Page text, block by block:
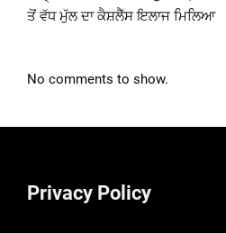
ਤੋਂ ਵੱਧ ਮੁੱਲ ਦਾ ਕੈਸ਼ਲੈੱਸ ਇਲਾਜ ਮਿਲਿਆ
No comments to show.
Privacy Policy